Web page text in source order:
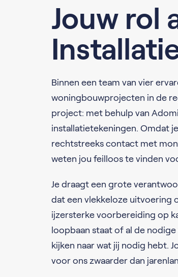
Jouw rol
Binnen een team van vier
woningbouwprojecten in de
project: met behulp van
installatietekeningen. Omdat
rechtstreeks contact met
weten jou feilloos te vinden
Je draagt een grote
dat een vlekkeloze uitvoering
ijzersterke voorbereiding op
loopbaan staat of al de
kijken naar wat jij nodig hebt.
voor ons zwaarder dan